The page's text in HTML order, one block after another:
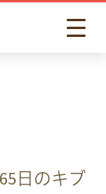
日のキブ